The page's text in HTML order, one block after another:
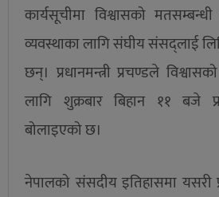
कार्यसूचीमा विश्वासको
व्यवस्थाका लागि संघीय संसद्लाई
छन्। प्रधानमन्त्री प्रचण्डले
लागि शुक्रबार बिहान ११ बजे
बोलाइएको छ।
नेपालको संसदीय इतिहासमा यसरी